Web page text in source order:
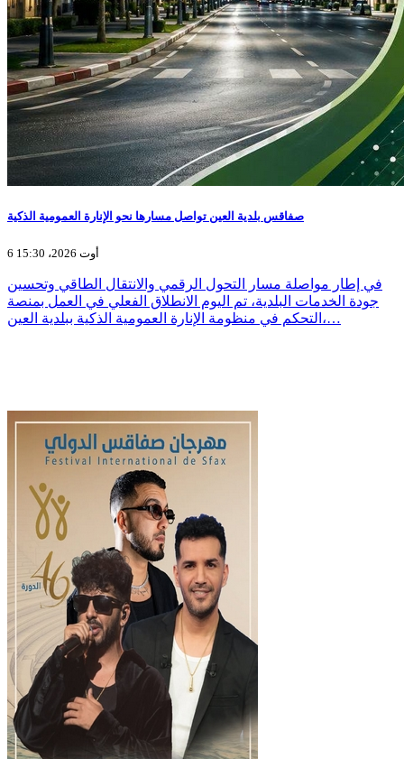
صفاقس بلدية العين تواصل مسارها نحو الإنارة العمومية الذكية
6 أوت 2026، 15:30
في إطار مواصلة مسار التحول الرقمي والانتقال الطاقي وتحسين
جودة الخدمات البلدية، تم اليوم الانطلاق الفعلي في العمل بمنصة
التحكم في منظومة الإنارة العمومية الذكية ببلدية العين،…